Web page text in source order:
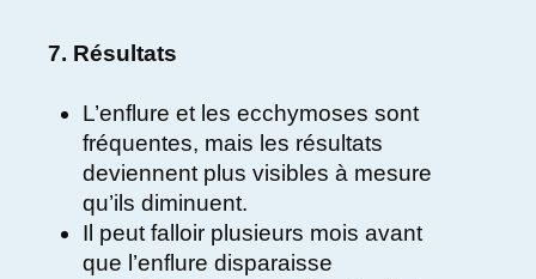
7. Résultats
L’enflure et les ecchymoses sont
fréquentes, mais les résultats
deviennent plus visibles à mesure
qu’ils diminuent.
Il peut falloir plusieurs mois avant
que l’enflure disparaisse